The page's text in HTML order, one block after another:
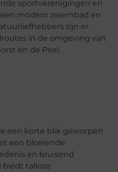
sportverenigingen en
modern zwembad en
zijn er
in de omgeving van
en de Peel.
een korte blik geworpen
een bloeiende
en bruisend
biedt talloze